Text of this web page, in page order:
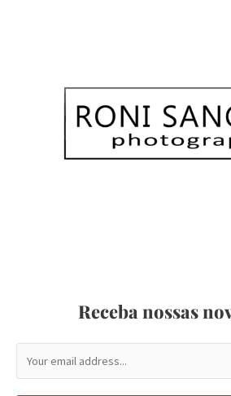
Receba nossas